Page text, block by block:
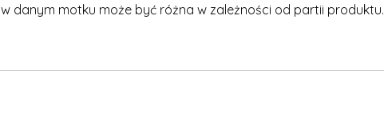
danym motku może być różna w zależności od partii produktu.